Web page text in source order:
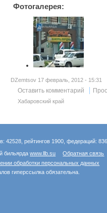
Фотогалерея:
DZemtsov 17 февраль, 2012 - 15:31
Оставить комментарий
Хабаровский край
42528, рейтингов 1900, федераций:
бильярдаwww.llb.su Обратная связь
обработки персональных данных
гиперссылка обязательна.